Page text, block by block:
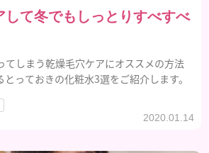
して冬でもしっとりすべすべ
てしまう乾燥毛穴ケアにオススメの方法
っておきの化粧水3選をご紹介します。
2020.01.14